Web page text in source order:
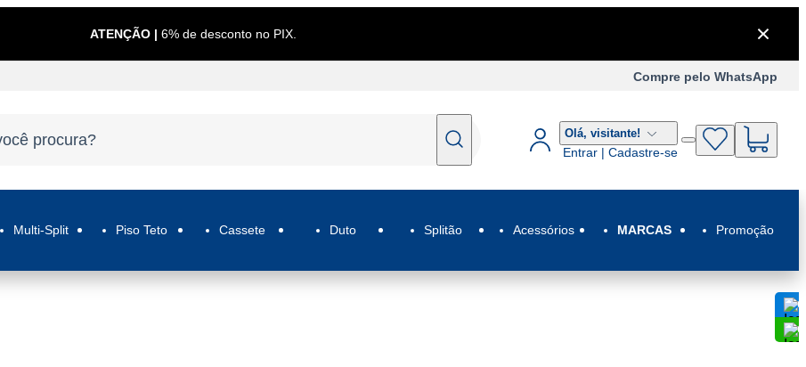
ATENÇÃO | 6% de desconto no PIX.
Compre pelo WhatsApp
Olá, visitante!
Entrar | Cadastre-se
Multi-Split Piso Teto Cassete Duto Splitão Acessórios MARCAS Promoção